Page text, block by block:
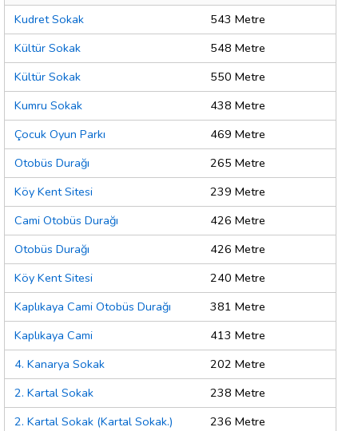
Kudret Sokak
543 Metre
Kültür Sokak
548 Metre
Kültür Sokak
550 Metre
Kumru Sokak
438 Metre
Çocuk Oyun Parkı
469 Metre
Otobüs Durağı
265 Metre
Köy Kent Sitesi
239 Metre
Cami Otobüs Durağı
426 Metre
Otobüs Durağı
426 Metre
Köy Kent Sitesi
240 Metre
Kaplıkaya Cami Otobüs Durağı
381 Metre
Kaplıkaya Cami
413 Metre
4. Kanarya Sokak
202 Metre
2. Kartal Sokak
238 Metre
2. Kartal Sokak (Kartal Sokak.)
236 Metre